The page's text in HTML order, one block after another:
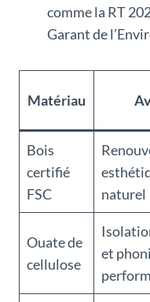
comme la RT
Garant de
Matériau
Bois
certifié
FSC
naturel
Ouate de
cellulose
et